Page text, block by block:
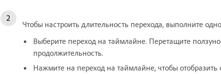
Чтобы настроить длительность перехода, выполните
Выберите переход на таймлайне. Перетащите
продолжительность.
Нажмите на переход на таймлайне, чтобы